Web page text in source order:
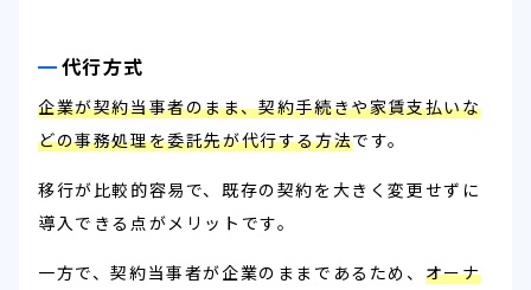
代行方式
企業が契約当事者のまま、契約手続きや家賃支払いな
どの事務処理を委託先が代行する方法です。
移行が比較的容易で、既存の契約を大きく変更せずに
導入できる点がメリットです。
一方で、契約当事者が企業のままであるため、 オーナ